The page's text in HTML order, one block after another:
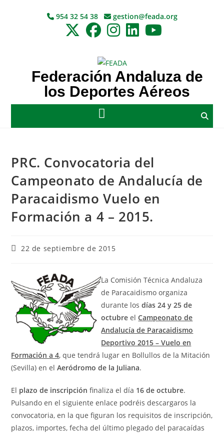
954 32 54 38 gestion@feada.org
Federación Andaluza de
los Deportes Aéreos
PRC. Convocatoria del
Campeonato de Andalucía de
Paracaidismo Vuelo en
Formación a 4 – 2015.
22 de septiembre de 2015
La Comisión Técnica Andaluza
de Paracaidismo organiza
durante losdías 24 y 25 de
octubre elCampeonato de
Andalucía de Paracaidismo
Deportivo 2015 – Vuelo en
Formación a 4, que tendrá lugar en Bollullos de la Mitación
(Sevilla) en elAeródromo de la Juliana.
El plazo de inscripción finaliza el día 16 de octubre.
Pulsando en elsiguiente enlace podréis descargaros la
convocatoria, en la que figuran los requisitos de inscripción,
plazos, importes, fecha del último plegado del paracaídas